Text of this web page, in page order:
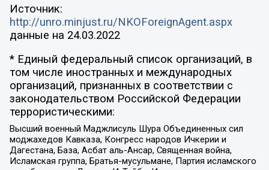
Источник:
http://unro.minjust.ru/NKOForeignAgent.aspx
данные на 24.03.2022
* Единый федеральный список организаций, в
том числе иностранных и международных
организаций, признанных в соответствии с
законодательством Российской Федерации
террористическими:
Высший военный Маджлисуль Шура Объединенных сил
моджахедов Кавказа, Конгресс народов Ичкерии и
Дагестана, База, Асбат аль-Ансар, Священная война,
Исламская группа, Братья-мусульмане, Партия исламского